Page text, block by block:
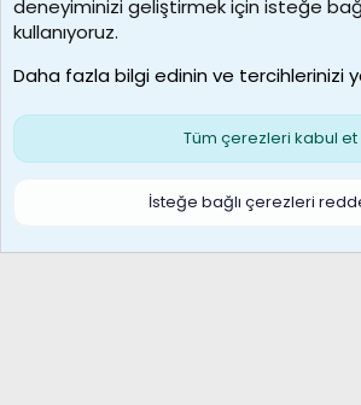
borabekirogluu
Son üye
Çerezler
S
deneyiminizi geliştirmek için isteğe
kullanıyoruz.
Daha fazla bilgi edinin ve tercihlerinizi
Tüm çerezleri kabul et
İsteğe bağlı çerezleri